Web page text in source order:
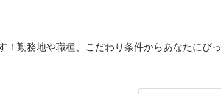
！勤務地や職種、こだわり条件からあなたにぴ